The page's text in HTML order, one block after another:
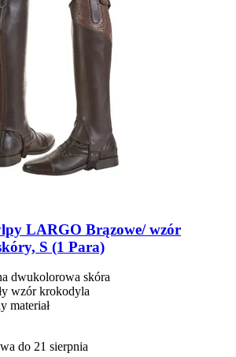
LARGO Brązowe/ wzór
S (1 Para)
dwukolorowa skóra
wzór krokodyla
materiał
do 21 sierpnia